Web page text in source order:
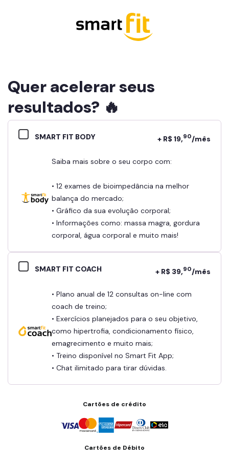
Quer acelerar seus
resultados? 🔥
SMART FIT BODY + R$ 19,90/mês
Saiba mais sobre o seu corpo com:
• 12 exames de bioimpedância na melhor
balança do mercado;
• Gráfico da sua evolução corporal;
• Informações como: massa magra, gordura
corporal, água corporal e muito mais!
SMART FIT COACH + R$ 39,90/mês
• Plano anual de 12 consultas on-line com
coach de treino;
• Exercícios planejados para o seu objetivo,
como hipertrofia, condicionamento físico,
emagrecimento e muito mais;
• Treino disponível no Smart Fit App;
• Chat ilimitado para tirar dúvidas.
Cartões de crédito
Cartões de Débito